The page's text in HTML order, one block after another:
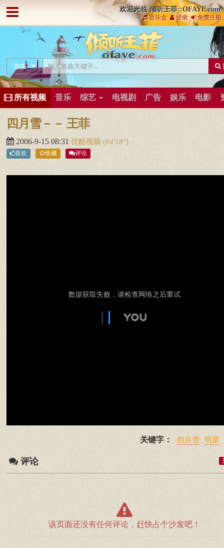
欢迎光临 倾听王菲::OFAYE.com
音乐盒 登录 免费注册
所有视频 音乐 综艺 电视剧 广告 娱乐 电影
四月雪－－ 王菲
2006-9-15 08:31 优酷视频 (04′18″)
喜欢 收藏 评论
数据获取失败，请检查网络之后重试
关键字： 四月雪 明星
评论
该页面还没有任何评论，赶快占个沙发吧！